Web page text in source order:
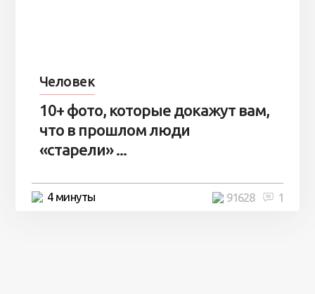
Человек
10+ фото, которые докажут вам,
что в прошлом люди
«старели» ...
4 минуты 1
91628